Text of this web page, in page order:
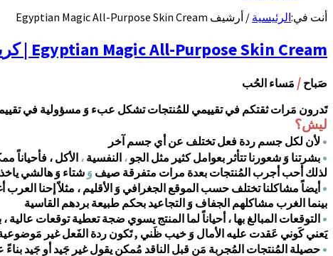
أنت في:الرئيسية / أرشيف Egyptian Magic All-Purpose Skin Cream
Egyptian Magic All-Purpose Skin Cream | كريم السحر الفرعوني متعدد الإستخدام
صَباح / مَساء الحُب
تَدرون مَرات ثقتكم في تقييمي للمُنتجات تشكل عبء وَ مسؤولية في
ليش؟
• لأن لكل جسم ردة فعل تختلف عن أي جسم آخر
• بشرتنا وَ شعورنا تتأثر بعوامل كثير مثل الجو ، النفسية ، الأكل ،
لذلك أحب أجرب المُنتجات بعدة مرات متفرقة صيف وَ شتاء وَ هالشي ياخذ عالأقل 4 أشهر
• أيضاً مشاكلنا تختلف حسب الموقع الجغرافي وَ الأقليم ، مثلاً إحنا
بينما الغرب مشاكلهم الجفاف وَ التجاعيد بحكم طبيعة بردهم القاسية
• التوقعات المبالغ بها ، أحياناً لما المنتج يسوي ضجة تعطية توقعات
يَعني كَوني عَقدت عليه الأمال وَ خيب ظَني , تَكون ردة الفَعل غير
• حصيلة المُنتجات المُجربة مَن قبل الناقد مُمكن يقول غير جَيد أو جَيد بناءً